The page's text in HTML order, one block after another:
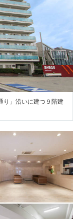
り」沿いに建つ９階建